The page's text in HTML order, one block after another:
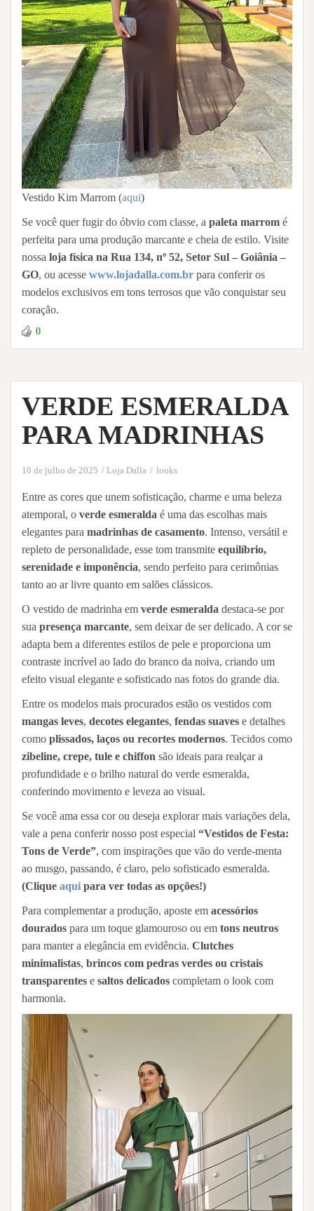
Vestido Kim Marrom (aqui)
Se você quer fugir do óbvio com classe, a paleta marrom é
perfeita para uma produção marcante e cheia de estilo. Visite
nossa loja física na Rua 134, nº 52, Setor Sul – Goiânia –
GO, ou acesse www.lojadalla.com.br para conferir os
modelos exclusivos em tons terrosos que vão conquistar seu
coração.
0
VERDE ESMERALDA
PARA MADRINHAS
10 de julho de 2025 Loja Dalla looks
Entre as cores que unem sofisticação, charme e uma beleza
atemporal, o verde esmeralda é uma das escolhas mais
elegantes para madrinhas de casamento. Intenso, versátil e
repleto de personalidade, esse tom transmite equilíbrio,
serenidade e imponência, sendo perfeito para cerimônias
tanto ao ar livre quanto em salões clássicos.
O vestido de madrinha em verde esmeralda destaca-se por
sua presença marcante, sem deixar de ser delicado. A cor se
adapta bem a diferentes estilos de pele e proporciona um
contraste incrível ao lado do branco da noiva, criando um
efeito visual elegante e sofisticado nas fotos do grande dia.
Entre os modelos mais procurados estão os vestidos com
mangas leves, decotes elegantes, fendas suaves e detalhes
como plissados, laços ou recortes modernos. Tecidos como
zibeline, crepe, tule e chiffon são ideais para realçar a
profundidade e o brilho natural do verde esmeralda,
conferindo movimento e leveza ao visual.
Se você ama essa cor ou deseja explorar mais variações dela,
vale a pena conferir nosso post especial “Vestidos de Festa:
Tons de Verde”, com inspirações que vão do verde-menta
ao musgo, passando, é claro, pelo sofisticado esmeralda.
(Clique aqui para ver todas as opções!)
Para complementar a produção, aposte em acessórios
dourados para um toque glamouroso ou em tons neutros
para manter a elegância em evidência. Clutches
minimalistas, brincos com pedras verdes ou cristais
transparentes e saltos delicados completam o look com
harmonia.